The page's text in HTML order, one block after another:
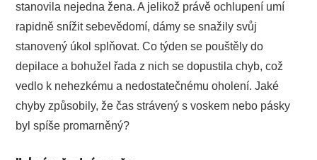
stanovila nejedna žena. A jelikož právě ochlupení umí
rapidně snížit sebevědomí, dámy se snažily svůj
stanovený úkol splňovat. Co týden se pouštěly do
depilace a bohužel řada z nich se dopustila chyb, což
vedlo k nehezkému a nedostatečnému oholení. Jaké
chyby způsobily, že čas strávený s voskem nebo pásky
byl spíše promarněný?